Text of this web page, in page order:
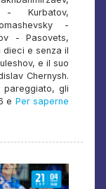
Kurbatov,
-
- Pasovets,
dieci e senza il
e il suo
Chernysh.
gli
e Per saperne